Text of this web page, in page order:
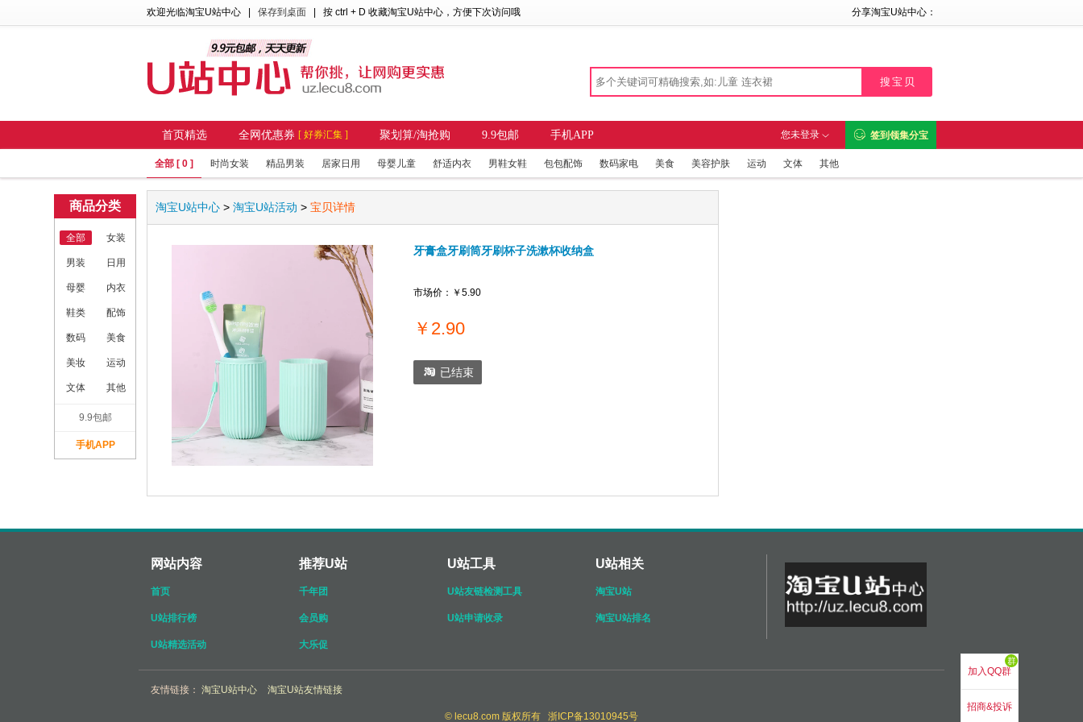
欢迎光临淘宝U站中心 保存到桌面 | 按 ctrl + D 收藏淘宝U站中心 ，方便下次访问哦 分享淘宝U站中心：
首页精选 全网优惠券 [ 好券汇集 ] 聚划算/淘抢购 9.9包邮 手机APP  签到领集分宝
您未登录 
全部 [ 0 ] 时尚女装 精品男装 居家日用 母婴儿童 舒适内衣 男鞋女鞋 包包配饰 数码家电 美食 美容护肤 运动 文体 其他
淘宝U站中心 > 淘宝U站活动 > 宝贝详情
牙膏盒牙刷筒牙刷杯子洗漱杯收纳盒
市场价： ￥5.90
￥ 2.90
 已结束
网站内容
首页
U站排行榜
U站精选活动
推荐U站
千年团
会员购
大乐促
U站工具
U站友链检测工具
U站申请收录
U站相关
淘宝U站
淘宝U站排名
友情链接： 淘宝U站中心 淘宝U站友情链接
© lecu8.com 版权所有 浙ICP备13010945号
加入QQ群
群
招商&投诉
商品分类
全部 女装
男装 日用
母婴 内衣
鞋类 配饰
数码 美食
美妆 运动
文体 其他
9.9包邮
手机APP